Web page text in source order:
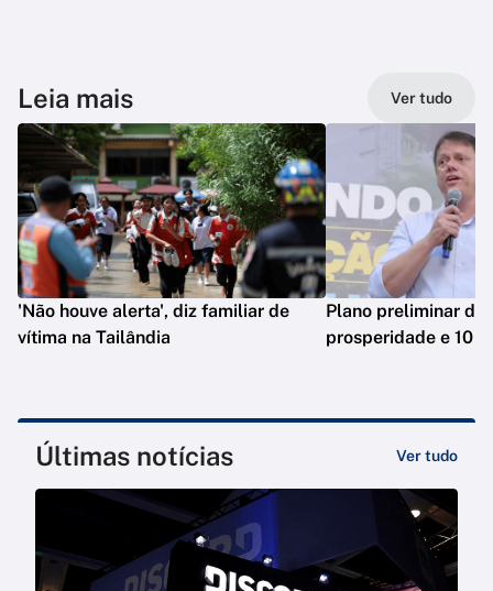
Leia mais Ver tudo
'Não houve alerta', diz familiar de
vítima na Tailândia
Plano preliminar de
prosperidade e 10
Últimas notícias Ver tudo